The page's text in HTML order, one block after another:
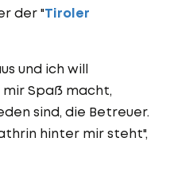
der "Tiroler
und ich will
Spaß macht,
sind, die Betreuer.
hinter mir steht",